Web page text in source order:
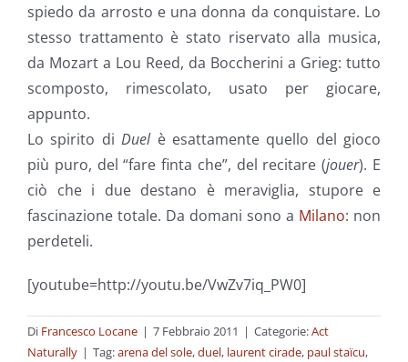
spiedo da arrosto e una donna da conquistare. Lo
stesso trattamento è stato riservato alla musica,
da Mozart a Lou Reed, da Boccherini a Grieg: tutto
scomposto, rimescolato, usato per giocare,
appunto.
Lo spirito diDuelè esattamente quello del gioco
più puro, del “fare finta che”, del recitare (jouer). E
ciò che i due destano è meraviglia, stupore e
fascinazione totale. Da domani sono a Milano: non
perdeteli.
[youtube=http://youtu.be/VwZv7iq_PW0]
Di Francesco Locane | 7 Febbraio 2011 | Categorie:Act
Naturally | Tag:arena del sole,duel, laurent cirade, paul staïcu,